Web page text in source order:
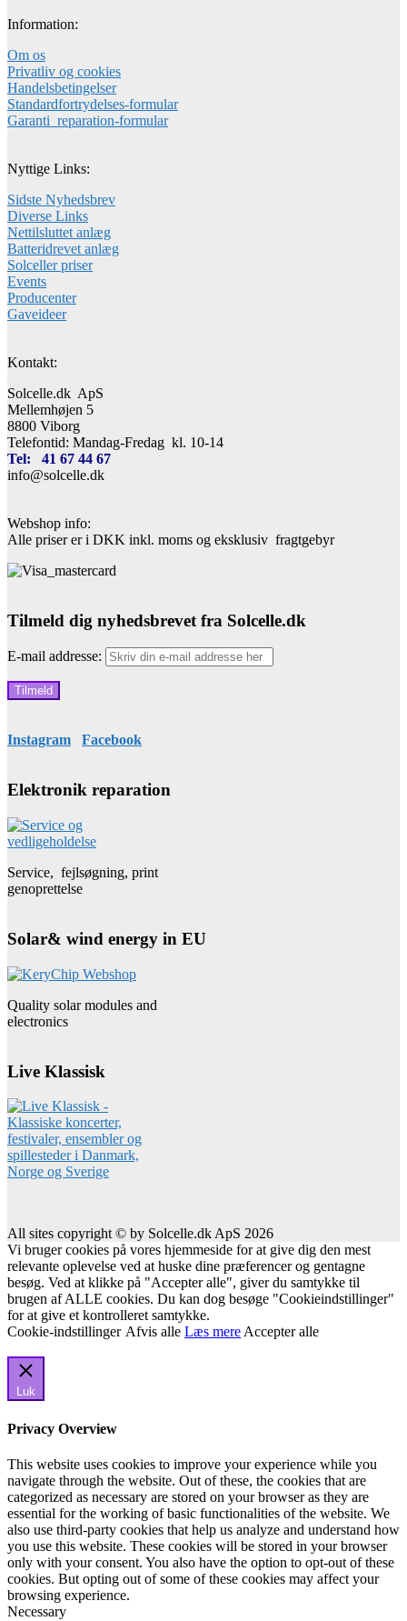
Information:
Om os
Privatliv og cookies
Handelsbetingelser
Standardfortrydelses-formular
Garanti_reparation-formular
Nyttige Links:
Sidste Nyhedsbrev
Diverse Links
Nettilsluttet anlæg
Batteridrevet anlæg
Solceller priser
Events
Producenter
Gaveideer
Kontakt:
Solcelle.dk ApS
Mellemhøjen 5
8800 Viborg
Telefontid: Mandag-Fredag kl. 10-14
Tel: 41 67 44 67
info@solcelle.dk
Webshop info:
Alle priser er i DKK inkl. moms og eksklusiv fragtgebyr
Tilmeld dig nyhedsbrevet fra Solcelle.dk
E-mail addresse:
Instagram Facebook
Elektronik reparation
Service, fejlsøgning, print
genoprettelse
Solar& wind energy in EU
Quality solar modules and
electronics
Live Klassisk
All sites copyright © by Solcelle.dk ApS 2026
Vi bruger cookies på vores hjemmeside for at give dig den mest
relevante oplevelse ved at huske dine præferencer og gentagne
besøg. Ved at klikke på "Accepter alle", giver du samtykke til
brugen af ALLE cookies. Du kan dog besøge "Cookieindstillinger"
for at give et kontrolleret samtykke.
Cookie-indstillinger Afvis alle Læs mereAccepter alle
Luk
Privacy Overview
This website uses cookies to improve your experience while you
navigate through the website. Out of these, the cookies that are
categorized as necessary are stored on your browser as they are
essential for the working of basic functionalities of the website. We
also use third-party cookies that help us analyze and understand how
you use this website. These cookies will be stored in your browser
only with your consent. You also have the option to opt-out of these
cookies. But opting out of some of these cookies may affect your
browsing experience.
Necessary